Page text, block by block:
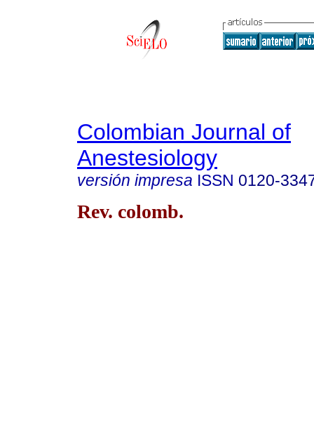
Colombian Journal of
Anestesiology
versión impresa ISSN 0120-
Rev. colomb.